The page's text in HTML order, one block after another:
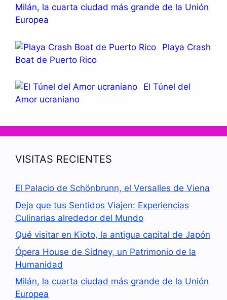
Milán, la cuarta ciudad más grande de la Unión
Europea
Playa Crash
Boat de Puerto Rico
El Túnel del
Amor ucraniano
VISITAS RECIENTES
El Palacio de Schönbrunn, el Versalles de Viena
Deja que tus Sentidos Viajen: Experiencias
Culinarias alrededor del Mundo
Qué visitar en Kioto, la antigua capital de Japón
Ópera House de Sídney, un Patrimonio de la
Humanidad
Milán, la cuarta ciudad más grande de la Unión
Europea